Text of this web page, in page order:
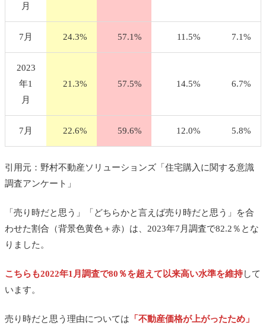
月
7月 24.3% 57.1% 11.5% 7.1%
2023
年1
月
21.3% 57.5% 14.5% 6.7%
7月 22.6% 59.6% 12.0% 5.8%
引用元：野村不動産ソリューションズ「住宅購入に関する意識
調査アンケート」
「売り時だと思う」「どちらかと言えば売り時だと思う」を合
わせた割合（背景色黄色＋赤）は、2023年7月調査で82.2％とな
りました。
こちらも2022年1月調査で80％を超えて以来高い水準を維持して
います。
売り時だと思う理由については 「不動産価格が上がったため」